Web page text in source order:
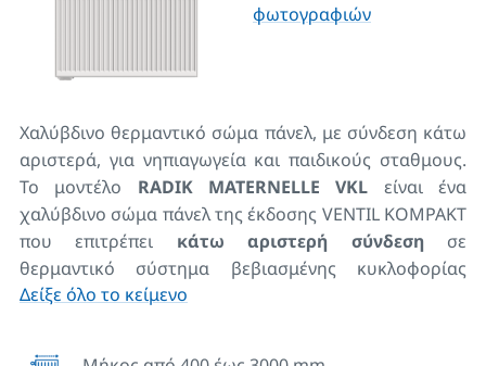
φωτογραφιών
Χαλύβδινο θερμαντικό σώμα πάνελ, με σύνδεση κάτω
αριστερά, για νηπιαγωγεία και παιδικούς σταθμους.
Το μοντέλο RADIK MATERNELLE VKL είναι ένα
χαλύβδινο σώμα πάνελ της έκδοσης VENTIL KOMPAKT
που επιτρέπει κάτω αριστερή σύνδεση σε
θερμαντικό σύστημα βεβιασμένης κυκλοφορίας
νερού. Ο ειδικός σχεδιασμός των θερμαντικών
νερού στο μπροστινό πάνελ. Αυτό διασφαλιζει την
Δείξε όλο το κείμενο